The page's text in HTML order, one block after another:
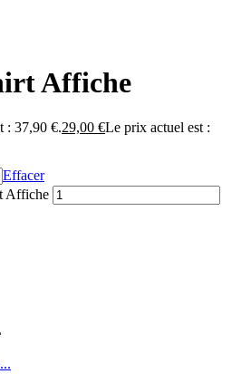
Affiche
: 37,90 €.29,00 €Le prix actuel est :
Effacer
Affiche